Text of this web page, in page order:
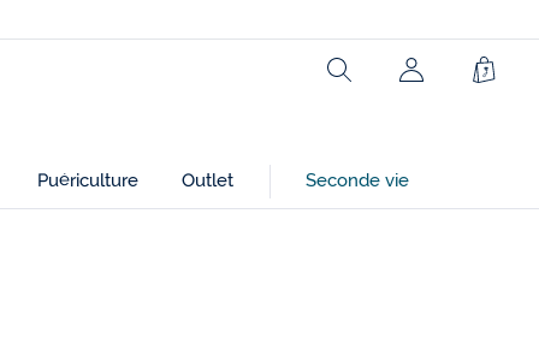
Rechercher
Puériculture Outlet Seconde vie